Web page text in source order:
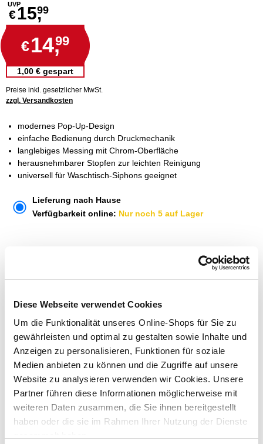
Diese Webseite verwendet Cookies
Um die Funktionalität unseres Online-Shops für Sie zu
gewährleisten und optimal zu gestalten sowie Inhalte und
Anzeigen zu personalisieren, Funktionen für soziale
Medien anbieten zu können und die Zugriffe auf unsere
Website zu analysieren verwenden wir Cookies. Unsere
Partner führen diese Informationen möglicherweise mit
weiteren Daten zusammen, die Sie ihnen bereitgestellt
haben oder die sie im Rahmen Ihrer Nutzung der Dienste
UVP
€15,99
€14,99
1,00 € gespart
Preise inkl. gesetzlicher MwSt.
zzgl. Versandkosten
modernes Pop-Up-Design
einfache Bedienung durch Druckmechanik
langlebiges Messing mit Chrom-Oberfläche
herausnehmbarer Stopfen zur leichten Reinigung
universell für Waschtisch-Siphons geeignet
Lieferung nach Hause
Verfügbarkeit online: Nur noch 5 auf Lager
Um Abholung im Markt nutzen zu können, wähle zunächst
Menge
In den Warenkorb
Merken
ZUBEHÖR UND PASSENDE ARTIKEL: